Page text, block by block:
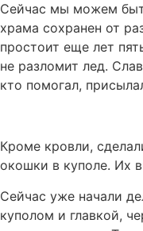
Сейчас мы можем
храма сохранен от
простоит еще лет
не разломит лед.
кто помогал,
Кроме кровли,
окошки в куполе. Их
Сейчас уже начали
куполом и главкой,